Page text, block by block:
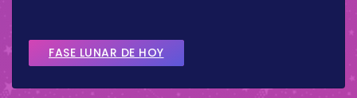
FASE LUNAR DE HOY